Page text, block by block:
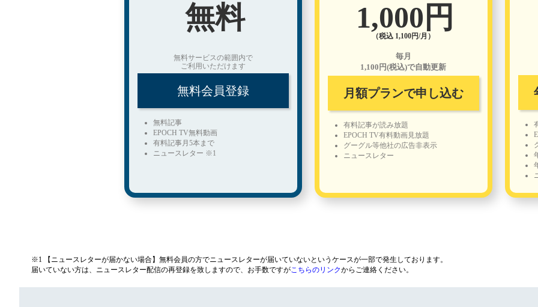
無料
無料サービスの範囲内で
ご利用いただけます
無料会員登録
無料記事
EPOCH TV無料動画
有料記事月5本まで
ニュースレター ※1
1,000円
（税込 1,100円/月）
毎月
1,100円(税込)で自動更新
月額プランで申し込む
有料記事が読み放題
EPOCH TV有料動画見放題
グーグル等他社の広告非表示
ニュースレター
※1 【ニュースレターが届かない場合】無料会員の方でニュースレターが届いていないというケースが一部で発生しております。
届いていない方は、ニュースレター配信の再登録を致しますので、お手数ですがこちらのリンクからご連絡ください。